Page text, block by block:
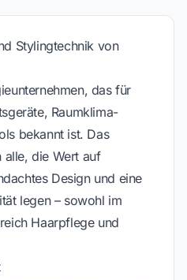
Stylingtechnik von
das für
Raumklima-
bekannt ist. Das
alle, die Wert auf
Design und eine
legen – sowohl im
Haarpflege und